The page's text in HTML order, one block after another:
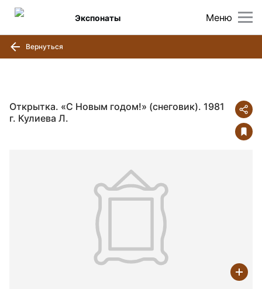
Меню
Экспонаты
Вернуться
Открытка. «С Новым годом!» (снеговик). 1981
г. Кулиева Л.